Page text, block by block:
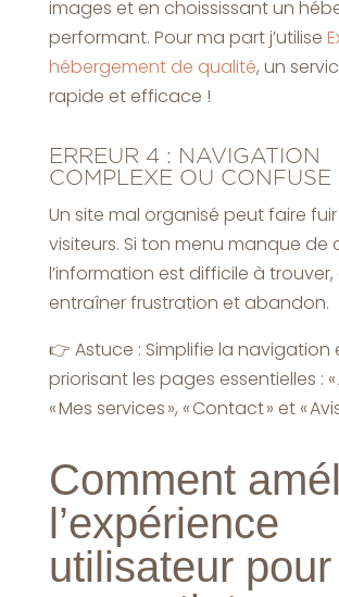
images et en choississant un
performant. Pour ma part j’utilise
hébergement de qualité, un
rapide et efficace !
ERREUR 4 : NAVIGATION
COMPLEXE OU CONFUSE
Un site mal organisé peut faire
visiteurs. Si ton menu manque de
l’information est difficile à
entraîner frustration et abandon.
👉 Astuce : Simplifie la navigation
priorisant les pages essentielles : «
« Mes services », « Contact » et «
Comment
l’expérience
utilisateur pour